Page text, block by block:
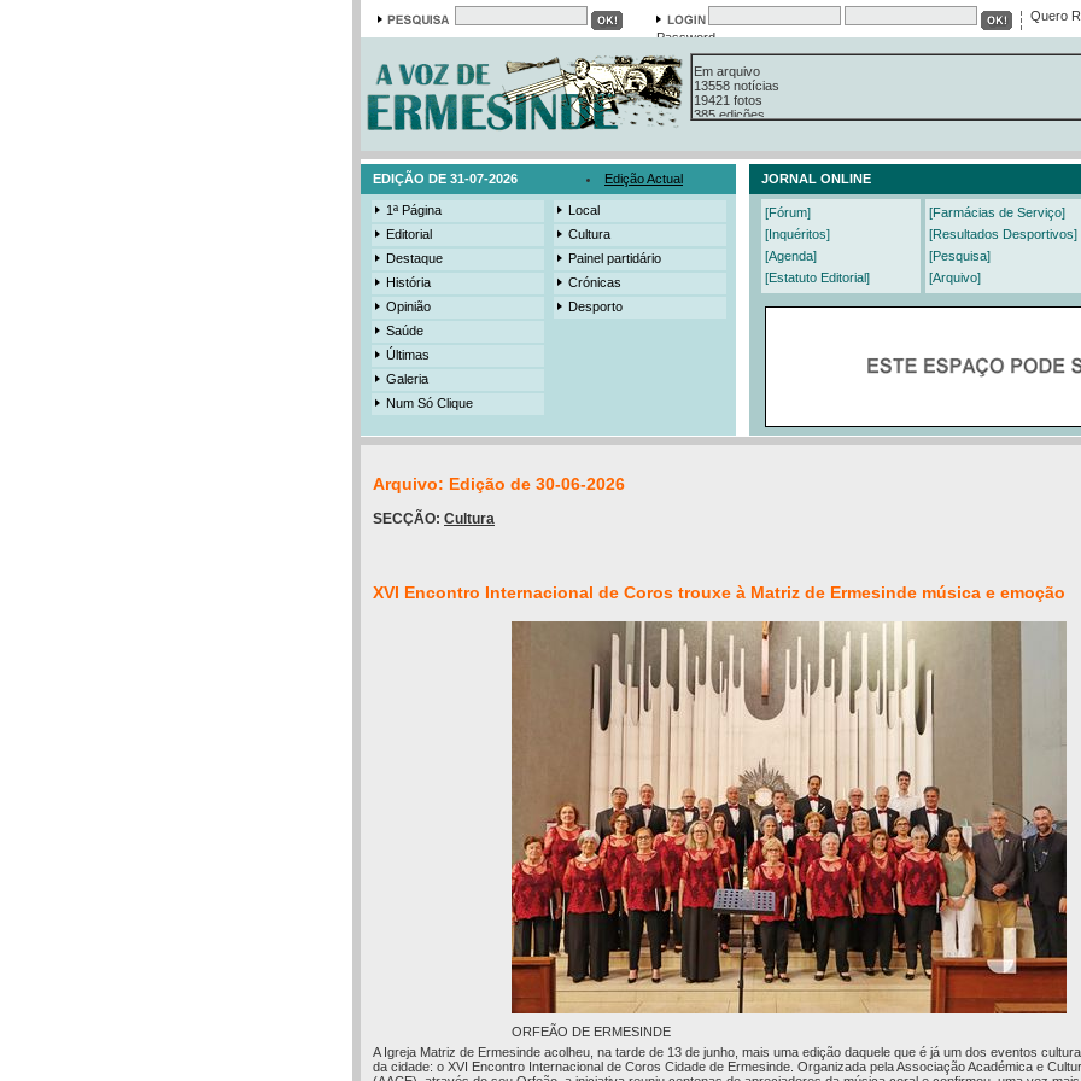
Quero
Password
Em arquivo
13558 notícias
19421 fotos
385 edições
3206 mensagens
525 registos
EDIÇÃO DE 31-07-2026 Edição Actual JORNAL ONLINE
1ª Página
Editorial
Destaque
História
Opinião
Saúde
Últimas
Galeria
Num Só Clique
Local
Cultura
Painel partidário
Crónicas
Desporto
[Fórum]
[Inquéritos]
[Agenda]
[Estatuto Editorial]
[Farmácias de Serviço]
[Resultados Desportivos]
[Pesquisa]
[Arquivo]
Arquivo: Edição de 30-06-2026
SECÇÃO: Cultura
XVI Encontro Internacional de Coros trouxe à Matriz de Ermesinde música e emoção
ORFEÃO DE ERMESINDE
A Igreja Matriz de Ermesinde acolheu, na tarde de 13 de junho, mais uma edição daquele que é já um dos eventos
da cidade: o XVI Encontro Internacional de Coros Cidade de Ermesinde. Organizada pela Associação Académica e